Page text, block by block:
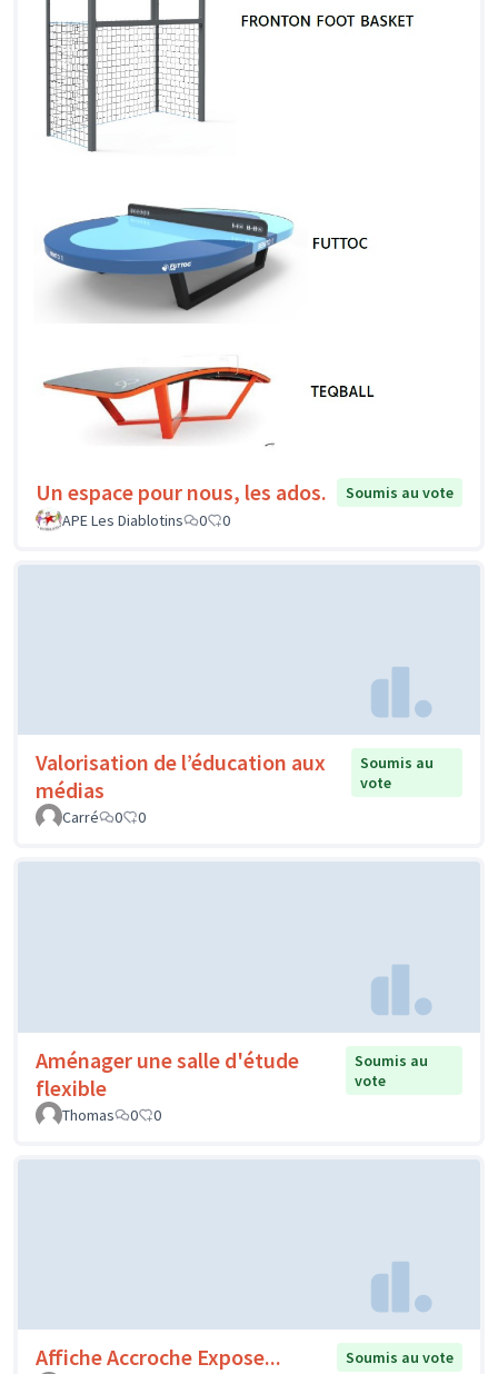
Un espace pour nous, les ados.
Soumis au vote
APE Les Diablotins
0 0
Valorisation de l’éducation aux
médias
Soumis au
vote
Carré
0 0
Aménager une salle d'étude
flexible
Soumis au
vote
Thomas
0 0
Affiche Accroche Expose...
Soumis au vote